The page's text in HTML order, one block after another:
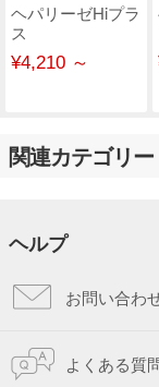
ヘパリーゼHiプラ
ス
¥4,210 ～
関連カテゴリー
ヘルプ
お問い合わ
よくある質